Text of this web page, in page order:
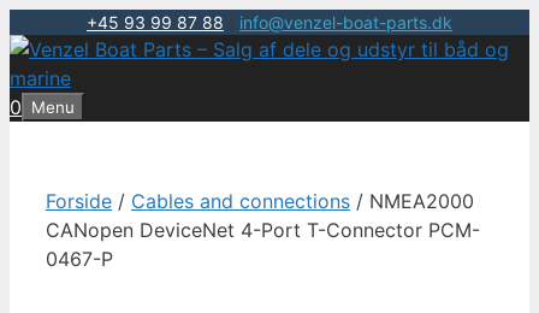
+45 93 99 87 88 info@venzel-boat-parts.dk
Hop
til
indhold
0 Menu
Forside / Cables and connections / NMEA2000
CANopen DeviceNet 4-Port T-Connector PCM-
0467-P